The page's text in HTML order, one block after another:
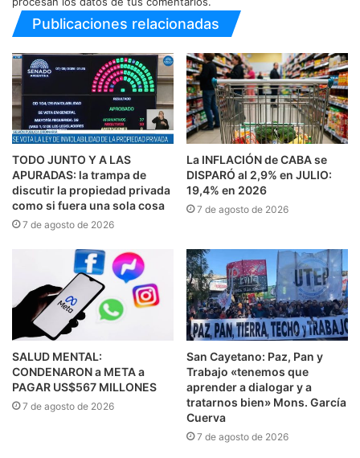
Publicaciones relacionadas
TODO JUNTO Y A LAS
APURADAS: la trampa de
discutir la propiedad privada
como si fuera una sola cosa
7 de agosto de 2026
La INFLACIÓN de CABA se
DISPARÓ al 2,9% en JULIO:
19,4% en 2026
7 de agosto de 2026
SALUD MENTAL:
CONDENARON a META a
PAGAR US$567 MILLONES
7 de agosto de 2026
San Cayetano: Paz, Pan y
Trabajo «tenemos que
aprender a dialogar y a
tratarnos bien» Mons. García
Cuerva
7 de agosto de 2026